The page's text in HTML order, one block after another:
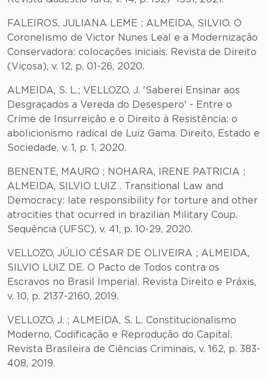
FALEIROS, JULIANA LEME ; ALMEIDA, SILVIO. O
Coronelismo de Victor Nunes Leal e a Modernização
Conservadora: colocações iniciais. Revista de Direito
(Viçosa), v. 12, p. 01-26, 2020.
ALMEIDA, S. L.; VELLOZO, J. 'Saberei Ensinar aos
Desgraçados a Vereda do Desespero' - Entre o
Crime de Insurreição e o Direito à Resistência: o
abolicionismo radical de Luiz Gama. Direito, Estado e
Sociedade, v. 1, p. 1, 2020.
BENENTE, MAURO ; NOHARA, IRENE PATRICIA ;
ALMEIDA, SILVIO LUIZ . Transitional Law and
Democracy: late responsibility for torture and other
atrocities that ocurred in brazilian Military Coup.
Sequência (UFSC), v. 41, p. 10-29, 2020.
VELLOZO, JÚLIO CÉSAR DE OLIVEIRA ; ALMEIDA,
SILVIO LUIZ DE. O Pacto de Todos contra os
Escravos no Brasil Imperial. Revista Direito e Práxis,
v. 10, p. 2137-2160, 2019.
VELLOZO, J. ; ALMEIDA, S. L. Constitucionalismo
Moderno, Codificação e Reprodução do Capital.
Revista Brasileira de Ciências Criminais, v. 162, p. 383-
408, 2019.